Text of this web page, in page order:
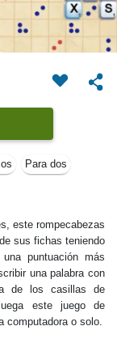
Para dos
este rompecabezas
sus fichas teniendo
puntuación más
una palabra con
de los casillas de
este juego de
computadora o solo.